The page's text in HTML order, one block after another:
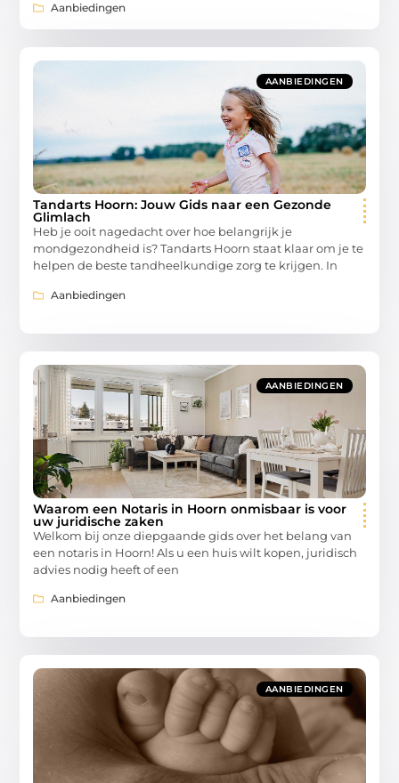
Aanbiedingen
AANBIEDINGEN
Tandarts Hoorn: Jouw Gids naar een Gezonde
Glimlach
Heb je ooit nagedacht over hoe belangrijk je
mondgezondheid is? Tandarts Hoorn staat klaar om je te
helpen de beste tandheelkundige zorg te krijgen. In
Aanbiedingen
AANBIEDINGEN
Waarom een Notaris in Hoorn onmisbaar is voor
uw juridische zaken
Welkom bij onze diepgaande gids over het belang van
een notaris in Hoorn! Als u een huis wilt kopen, juridisch
advies nodig heeft of een
Aanbiedingen
AANBIEDINGEN